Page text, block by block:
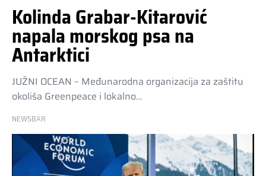
Kolinda Grabar-Kitarović
napala morskog psa na
Antarktici
JUŽNI OCEAN – Međunarodna organizacija za zaštitu
okoliša Greenpeace i lokalno…
NEWSBAR